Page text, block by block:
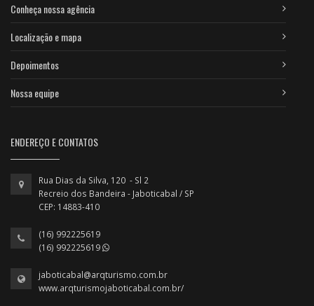
Conheça nossa agência
Localização e mapa
Depoimentos
Nossa equipe
ENDEREÇO E CONTATOS
Rua Dias da Silva, 120 - Sl 2
Recreio dos Bandeira - Jaboticabal / SP
CEP: 14883-410
(16) 992225619
(16) 992225619
jaboticabal@arqturismo.com.br
www.arqturismojaboticabal.com.br/